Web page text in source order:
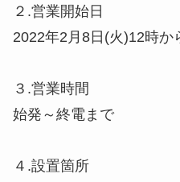
２.営業開始日
2022年2月8日(火)12時か
３.営業時間
始発～終電まで
４.設置箇所